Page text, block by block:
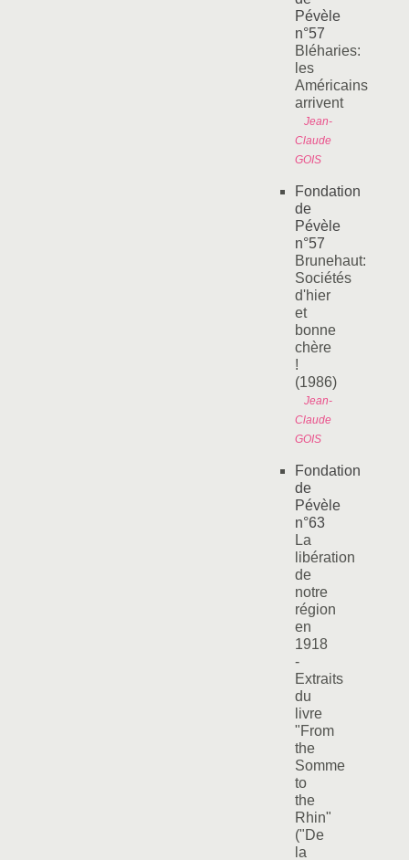
Pévèle
n°57
Bléharies:
les
Américains
arrivent
Jean-
Claude
GOIS
Fondation
de
Pévèle
n°57
Brunehaut:
Sociétés
d'hier
et
bonne
chère
!
(1986)
Jean-
Claude
GOIS
Fondation
de
Pévèle
n°63
La
libération
de
notre
région
en
1918
-
Extraits
du
livre
"From
the
Somme
to
the
Rhin"
("De
la